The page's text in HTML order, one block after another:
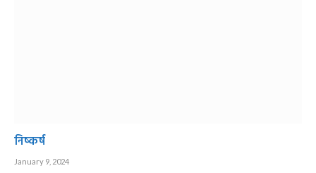
निष्कर्ष
January 9, 2024